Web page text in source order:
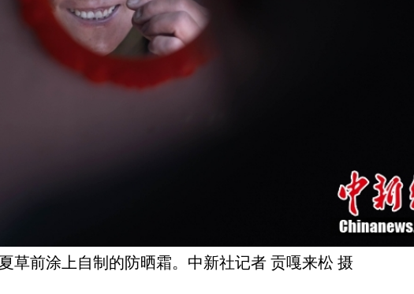
前涂上自制的防晒霜。中新社记者 贡嘎来松 摄